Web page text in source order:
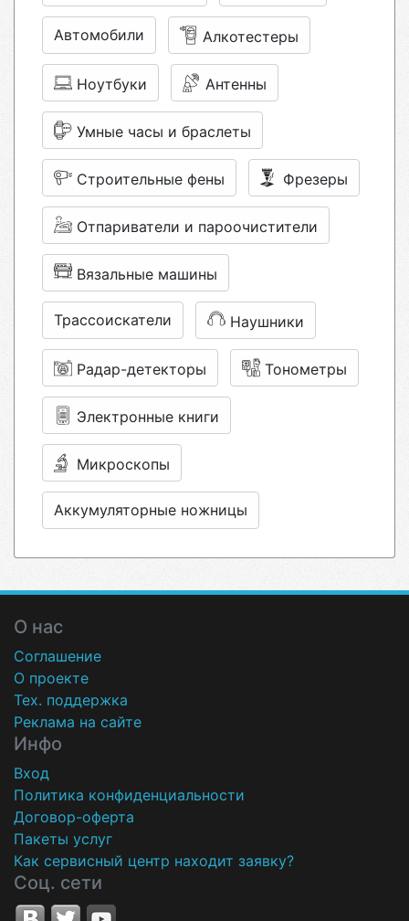
Автомобили Алкотестеры
Ноутбуки Антенны
Умные часы и браслеты
Строительные фены Фрезеры
Отпариватели и пароочистители
Вязальные машины
Трассоискатели Наушники
Радар-детекторы Тонометры
Электронные книги
Микроскопы
Аккумуляторные ножницы
О нас
Соглашение
О проекте
Тех. поддержка
Реклама на сайте
Инфо
Вход
Политика конфиденциальности
Договор-оферта
Пакеты услуг
Как сервисный центр находит заявку?
Соц. сети